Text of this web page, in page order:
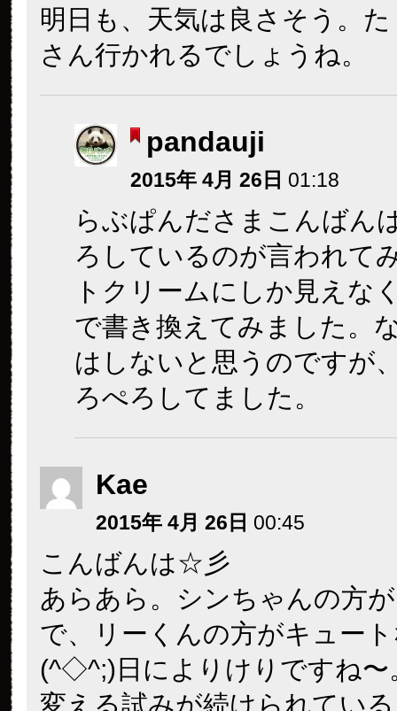
明日も、天気は良さそう。
さん行かれるでしょうね。
pandauji
2015年 4月 26日 01:18
らぶぱんださまこんばん
ろしているのが言われて
トクリームにしか見えな
で書き換えてみました。
はしないと思うのですが
ろぺろしてました。
Kae
2015年 4月 26日 00:45
こんばんは☆彡
あらあら。シンちゃんの方
で、リーくんの方がキュー
(^◇^;)日によりけりですね〜
変える試みが続けられてい